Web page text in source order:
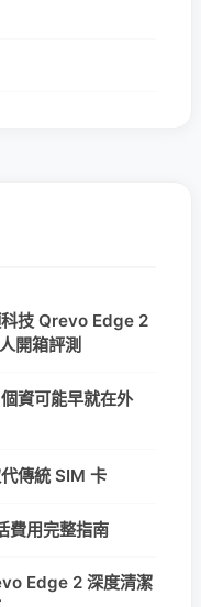
技 Qrevo Edge 2
開箱評測
資可能早就在外
傳統 SIM 卡
費用完整指南
Edge 2 深度清潔